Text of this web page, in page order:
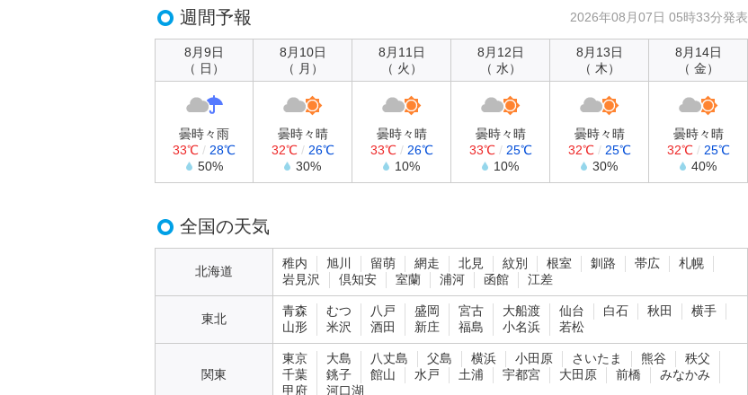
週間予報 2026年08月07日 05時33分発表
8月9日
（ 日）
8月10日
（ 月）
8月11日
（ 火）
8月12日
（ 水）
8月13日
（ 木）
8月14日
（ 金）
曇時々雨
33℃ / 28℃
50%
曇時々晴
32℃/ 26℃
30%
曇時々晴
33℃/ 26℃
10%
曇時々晴
33℃/ 25℃
10%
曇時々晴
32℃/ 25℃
30%
曇時々晴
32℃/ 25℃
40%
全国の天気
北海道
稚内 旭川 留萌 網走 北見 紋別 根室 釧路 帯広
札幌
岩見沢
倶知安 室蘭 浦河 函館 江差
東北
青森 むつ 八戸 盛岡 宮古 大船渡 仙台 白石 秋田
横手
山形
米沢 酒田 新庄 福島 小名浜 若松
関東
東京 大島 八丈島 父島 横浜 小田原 さいたま 熊谷
秩父
千葉
銚子 館山 水戸 土浦 宇都宮 大田原 前橋
みなかみ
甲府
河口湖